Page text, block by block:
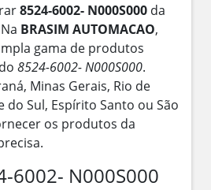
8524-6002- N000S000 da
BRASIM AUTOMACAO,
gama de produtos
8524-6002- N000S000.
Minas Gerais, Rio de
do Sul, Espírito Santo ou São
os produtos da
6002- N000S000